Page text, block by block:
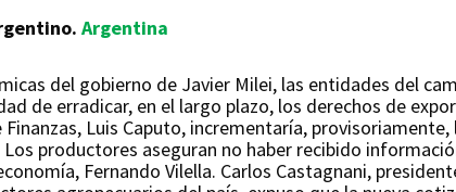
Argentina
del gobierno de Javier Milei, las entidades del
de erradicar, en el largo plazo, los derechos de
Luis Caputo, incrementaría,
productores aseguran no haber recibido
Fernando Vilella. Carlos Castagnani,